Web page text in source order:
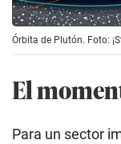
Órbita de Plutón. Foto:
El
Para un sector